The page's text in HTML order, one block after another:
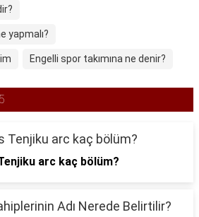
yapmalı?
Engelli spor takımına ne denir?
arc kaç bölüm?